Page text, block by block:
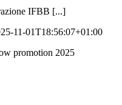
IFBB [...]
11-01T18:56:07+01:00